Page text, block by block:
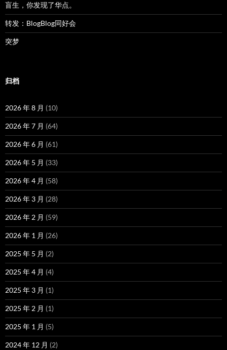
盲生，你发现了华点。
转发：BlogBlog同好会
突梦
归档
2026 年 8 月 (10)
2026 年 7 月 (64)
2026 年 6 月 (61)
2026 年 5 月 (33)
2026 年 4 月 (58)
2026 年 3 月 (28)
2026 年 2 月 (59)
2026 年 1 月 (26)
2025 年 5 月 (2)
2025 年 4 月 (4)
2025 年 3 月 (1)
2025 年 2 月 (1)
2025 年 1 月 (5)
2024 年 12 月 (2)